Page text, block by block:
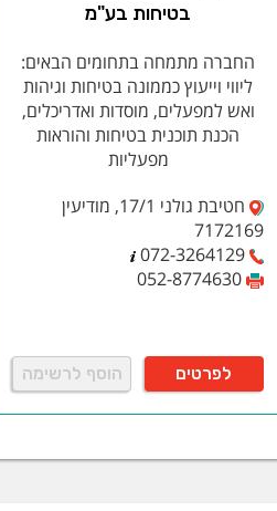
בטיחות בע"מ
החברה מתמחה בתחומים הבאים:
ליווי וייעוץ כממונה בטיחות וגיהות
ואש למפעלים, מוסדות ואדריכלים,
הכנת תוכנית בטיחות והוראות
מפעליות
חטיבת גולני 17/1, מודיעין
7172169
072-3264129
052-8774630
לפרטים הוסף לרשימה